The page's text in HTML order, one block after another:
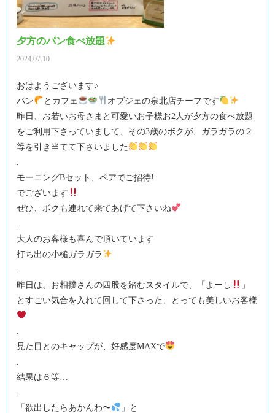
夕方のパン食べ放題
2024.07.10
おはようございます♪
パン
とカフェ
オブジェの泉北店チーフです
昨日、お若いお母さまと可愛いお子様お2人が夕方の食べ放題
をご利用下さっていまして、その3歳のボクが、ガラガラの２
等を引き当てて下さいました
.
モーニングBセット、ペアでご招待!
でございます
ぜひ、ボクも連れて来てあげて下さいね
.
大人のお客様も喜んで頂いています
打ち出の小槌ガラガラ
.
昨日は、お相撲さんの四股を踏むスタイルで、「よーし
」
とすごい気合を入れて回して下さった、とっても美しいお客様
.
見た目とのキャップが、好感度MAXで
.
結果は６等…
.
「欲出したらあかんわ〜
」と